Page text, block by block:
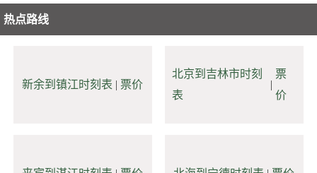
热点路线
新余到镇江时刻表 |票价
北京到吉林市时刻
表
|
票
价